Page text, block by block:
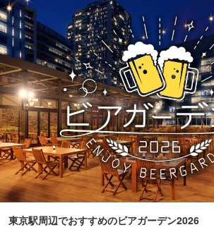
東京駅周辺でおすすめのビアガーデン2026